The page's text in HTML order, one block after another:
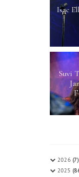
Isac
Suvi
2026 (7)
2025